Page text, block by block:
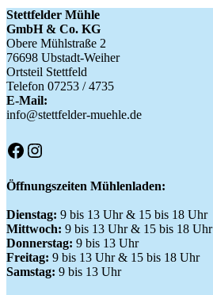
Stettfelder Mühle
GmbH & Co. KG
Obere Mühlstraße 2
76698 Ubstadt-Weiher
Ortsteil Stettfeld
Telefon 07253 / 4735
E-Mail:
info@stettfelder-muehle.de
Facebook
Instagram
Öffnungszeiten Mühlenladen:
Dienstag: 9 bis 13 Uhr & 15 bis 18 Uhr
Mittwoch: 9 bis 13 Uhr & 15 bis 18 Uhr
Donnerstag: 9 bis 13 Uhr
Freitag: 9 bis 13 Uhr & 15 bis 18 Uhr
Samstag: 9 bis 13 Uhr